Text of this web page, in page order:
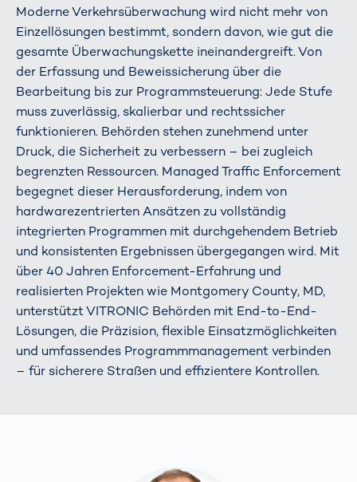
Moderne Verkehrsüberwachung wird nicht mehr von
Einzellösungen bestimmt, sondern davon, wie gut die
gesamte Überwachungskette ineinandergreift. Von
der Erfassung und Beweissicherung über die
Bearbeitung bis zur Programmsteuerung: Jede Stufe
muss zuverlässig, skalierbar und rechtssicher
funktionieren. Behörden stehen zunehmend unter
Druck, die Sicherheit zu verbessern – bei zugleich
begrenzten Ressourcen. Managed Traffic Enforcement
begegnet dieser Herausforderung, indem von
hardwarezentrierten Ansätzen zu vollständig
integrierten Programmen mit durchgehendem Betrieb
und konsistenten Ergebnissen übergegangen wird. Mit
über 40 Jahren Enforcement-Erfahrung und
realisierten Projekten wie Montgomery County, MD,
unterstützt VITRONIC Behörden mit End-to-End-
Lösungen, die Präzision, flexible Einsatzmöglichkeiten
und umfassendes Programmmanagement verbinden
– für sicherere Straßen und effizientere Kontrollen.